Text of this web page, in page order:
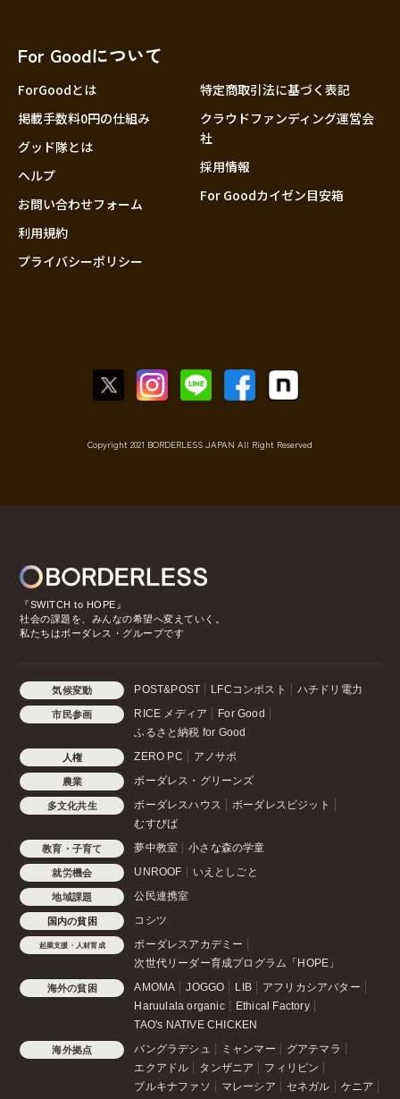
大分
For Goodについて
ForGoodとは
掲載手数料0円の仕組み
グッド隊とは
ヘルプ
お問い合わせフォーム
利用規約
プライバシーポリシー
特定商取引法に基づく表記
クラウドファンディング運営会
社
採用情報
For Goodカイゼン目安箱
Copyright 2021 BORDERLESS JAPAN All Right Reserved
『SWITCH to HOPE』
社会の課題を、みんなの希望へ変えていく。
私たちはボーダレス・グループです
気候変動 POST&POST LFCコンポスト ハチドリ電力
市民参画 RICE メディア
For Good
ふるさと納税 for Good
人権 ZERO PC アノサポ
農業 ボーダレス・グリーンズ
多文化共生 ボーダレスハウス
ボーダレスビジット
むすびば
教育・子育て 夢中教室 小さな森の学童
就労機会 UNROOF いえとしごと
地域課題 公民連携室
国内の貧困 コシツ
起業支援・人材育成
ボーダレスアカデミー
次世代リーダー育成プログラム「HOPE」
海外の貧困 AMOMA JOGGO LIB
アフリカシアバター
Haruulala organic
Ethical Factory
TAO's NATIVE CHICKEN
海外拠点 バングラデシュ ミャンマー
グアテマラ
エクアドル
タンザニア
フィリピン
ブルキナファソ
マレーシア セネガル ケニア